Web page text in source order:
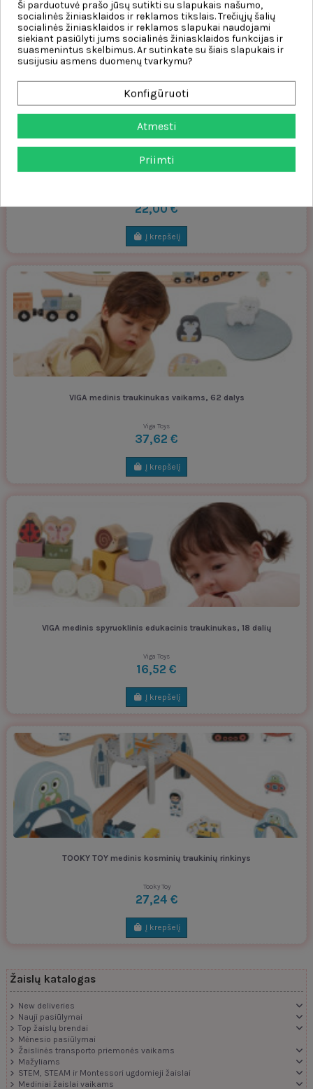
Į krepšelį
„Viga PolarB“ medinių traukinių rinkinys, 30 vnt.
22,00 €
Į krepšelį
VIGA medinis traukinukas vaikams, 62 dalys
Viga Toys
37,62 €
Į krepšelį
VIGA medinis spyruoklinis edukacinis traukinukas, 18 dalių
Viga Toys
16,52 €
Į krepšelį
TOOKY TOY medinis kosminių traukinių rinkinys
Tooky Toy
27,24 €
Į krepšelį
Žaislų katalogas
New deliveries
Nauji pasiūlymai
Top žaislų brendai
Mėnesio pasiūlymai
Žaislinės transporto priemonės vaikams
Mažyliams
STEM, STEAM ir Montessori ugdomieji žaislai
Mediniai žaislai vaikams
Ši parduotuvė prašo jūsų sutikti su slapukais našumo,
socialinės žiniasklaidos ir reklamos tikslais. Trečiųjų šalių
socialinės žiniasklaidos ir reklamos slapukai naudojami
siekiant pasiūlyti jums socialinės žiniasklaidos funkcijas ir
suasmenintus skelbimus. Ar sutinkate su šiais slapukais ir
susijusiu asmens duomenų tvarkymu?
Konfigūruoti
Atmesti
Priimti